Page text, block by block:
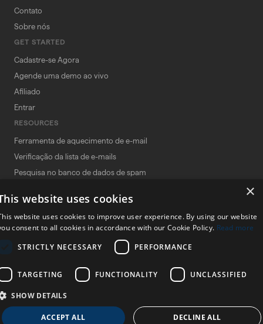
Contato
Sobre nós
GET STARTED
Cadastre-se Agora
Agende uma demo ao vivo
Afiliado
Entrar
RESOURCES
Ferramenta de aquecimento de e-mail
Verificação da lista de e-mails
Pesquisa no banco de dados de spam
Verificador de palavras de spam
Termos e condições
Política de privacidade
© 2026 InboxAlly Inc. · 1178 Broadway, 3rd Floor #1166, New York, NY
10001
(347) 997-1661
×
website uses cookies
website uses cookies to improve user experience. By using our website
consent to all cookies in accordance with our Cookie Policy. Read more
STRICTLY NECESSARY
PERFORMANCE
TARGETING FUNCTIONALITY UNCLASSIFIED
SHOW DETAILS
ACCEPT ALL DECLINE ALL